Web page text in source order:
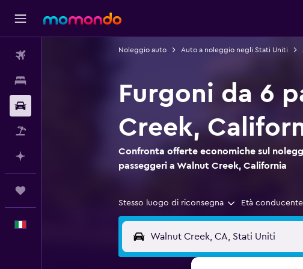
Noleggio auto Auto a noleggio negli Stati Uniti
Furgoni da 6
Creek,
Confronta offerte economiche sul
passeggeri a Walnut Creek, California
Stesso luogo di riconsegna Età